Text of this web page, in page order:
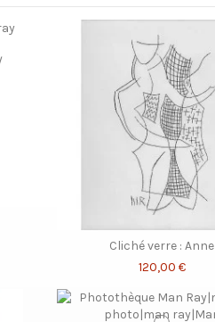
Cliché verre : Anne
120,00 €